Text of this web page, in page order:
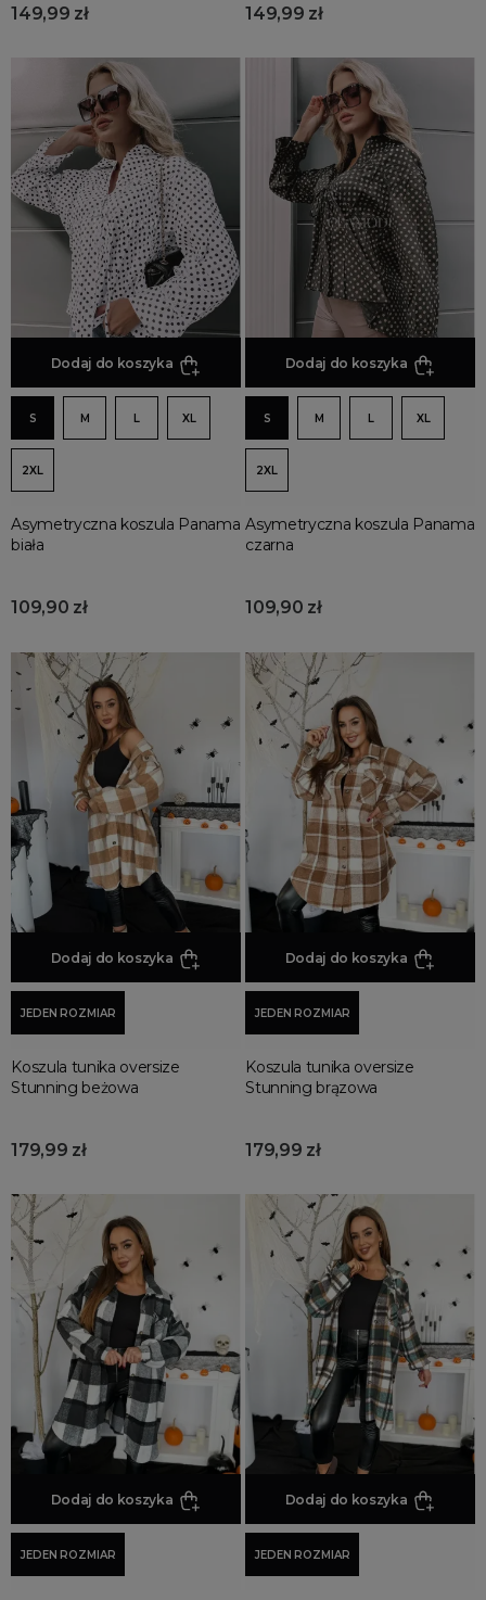
Spring sale
Złote produkty
Wiosenne Uroczystości
Letnie Uroczystości
Jesienne Uroczystości
Zimowe Uroczystości
HOT SALE
Produkty Tygodnia
Różowy Październik
Black Friday
Cyber Monday
Black Week
Wyprzedaż noworoczna
149,99 zł 149,99 zł
Dodaj do koszyka
S M L XL
2XL
Asymetryczna koszula Panama
biała
109,90 zł
Dodaj do koszyka
S M L XL
2XL
Asymetryczna koszula Panama
czarna
109,90 zł
Dodaj do koszyka
JEDEN ROZMIAR
Koszula tunika oversize
Stunning beżowa
179,99 zł
Dodaj do koszyka
JEDEN ROZMIAR
Koszula tunika oversize
Stunning brązowa
179,99 zł
Dodaj do koszyka
JEDEN ROZMIAR
Dodaj do koszyka
JEDEN ROZMIAR